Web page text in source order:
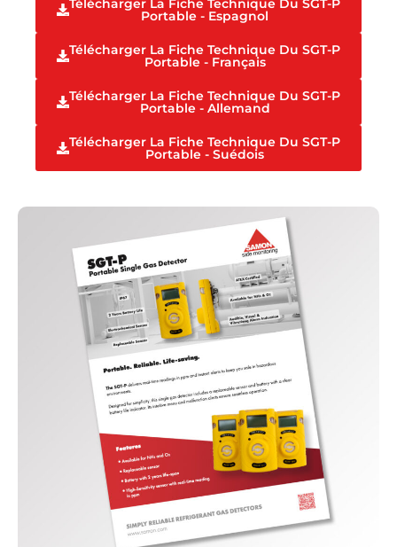
Télécharger La Fiche Technique Du SGT-P
Portable - Espagnol
Télécharger La Fiche Technique Du SGT-P
Portable - Français
Télécharger La Fiche Technique Du SGT-P
Portable - Allemand
Télécharger La Fiche Technique Du SGT-P
Portable - Suédois